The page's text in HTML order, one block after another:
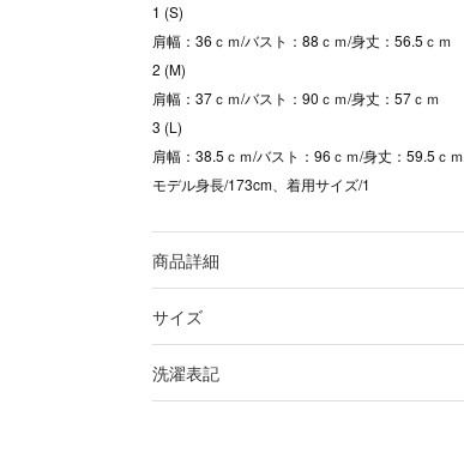
1 (S)
肩幅：36ｃｍ/バスト：88ｃｍ/身丈：56.5ｃｍ
2 (M)
肩幅：37ｃｍ/バスト：90ｃｍ/身丈：57ｃｍ
3 (L)
肩幅：38.5ｃｍ/バスト：96ｃｍ/身丈：59.5ｃｍ
モデル身長/173cm、着用サイズ/1
商品詳細
サイズ
洗濯表記